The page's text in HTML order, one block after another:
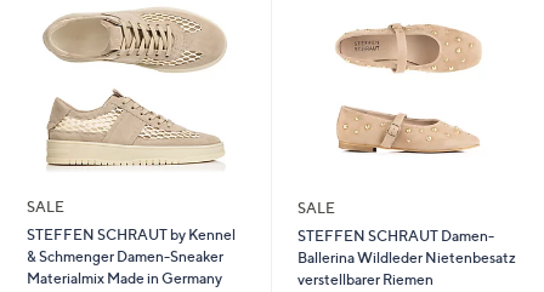
SALE
STEFFEN SCHRAUT by Kennel
& Schmenger Damen-Sneaker
Materialmix Made in Germany
SALE
STEFFEN SCHRAUT Damen-
Ballerina Wildleder Nietenbesatz
verstellbarer Riemen